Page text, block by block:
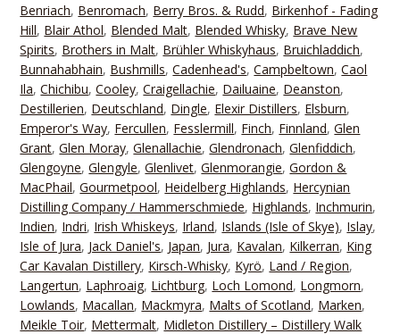
Benriach, Benromach, Berry Bros. & Rudd, Birkenhof - Fading
Hill, Blair Athol, Blended Malt, Blended Whisky, Brave New
Spirits, Brothers in Malt, Brühler Whiskyhaus, Bruichladdich,
Bunnahabhain, Bushmills,Cadenhead's,Campbeltown,Caol
Ila,Chichibu,Cooley,Craigellachie, Dailuaine, Deanston,
Destillerien, Deutschland, Dingle, Elexir Distillers, Elsburn,
Emperor's Way, Fercullen, Fesslermill, Finch, Finnland,Glen
Grant,Glen Moray,Glenallachie,Glendronach,Glenfiddich,
Glengoyne,Glengyle,Glenlivet,Glenmorangie,Gordon &
MacPhail,Gourmetpool, Heidelberg Highlands, Hercynian
Distilling Company / Hammerschmiede, Highlands, Inchmurin,
Indien, Indri, Irish Whiskeys, Irland, Islands (Isle of Skye), Islay,
Isle of Jura, Jack Daniel's, Japan, Jura, Kavalan, Kilkerran, King
Car Kavalan Distillery, Kirsch-Whisky, Kyrö, Land / Region,
Langertun, Laphroaig, Lichtburg, Loch Lomond, Longmorn,
Lowlands, Macallan, Mackmyra, Malts of Scotland, Marken,
Meikle Toir, Mettermalt, Midleton Distillery – Distillery Walk